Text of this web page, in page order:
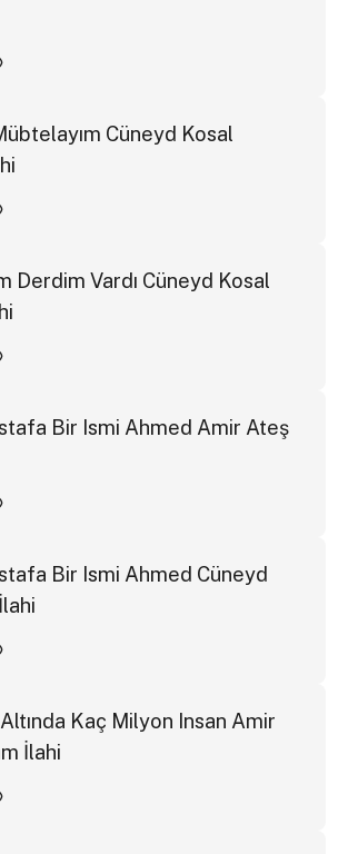
Cüneyd Kosal
Derdim Vardı Cüneyd Kosal
Bir Ismi Ahmed Amir Ateş
Bir Ismi Ahmed Cüneyd
Kaç Milyon Insan Amir
İlahi